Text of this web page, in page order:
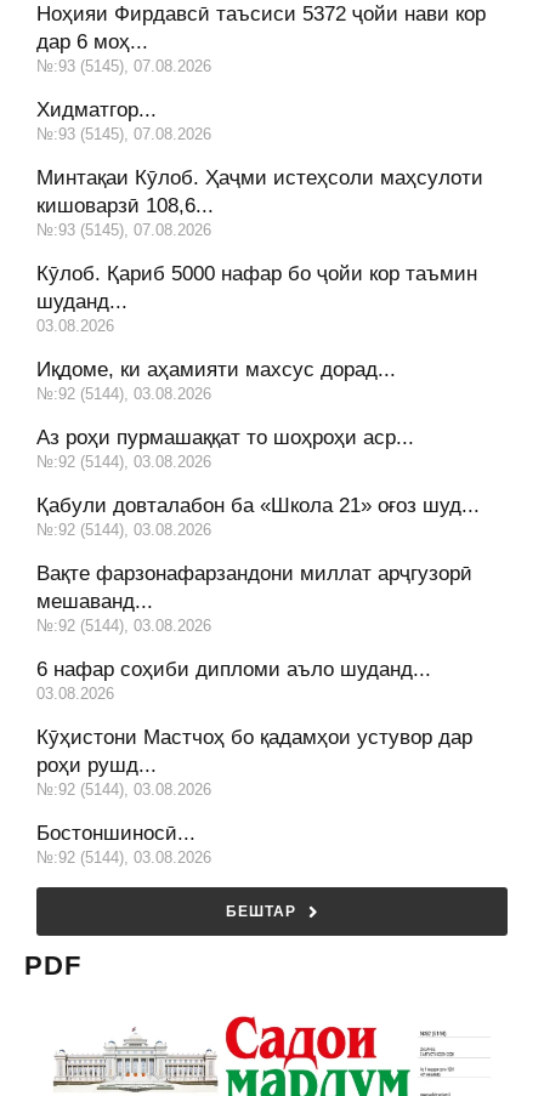
Ноҳияи Фирдавсӣ таъсиси 5372 ҷойи нави кор
дар 6 моҳ...
№:93 (5145), 07.08.2026
Хидматгор...
№:93 (5145), 07.08.2026
Минтақаи Кӯлоб. Ҳаҷми истеҳсоли маҳсулоти
кишоварзӣ 108,6...
№:93 (5145), 07.08.2026
Кӯлоб. Қариб 5000 нафар бо ҷойи кор таъмин
шуданд...
03.08.2026
Иқдоме, ки аҳамияти махсус дорад...
№:92 (5144), 03.08.2026
Аз роҳи пурмашаққат то шоҳроҳи аср...
№:92 (5144), 03.08.2026
Қабули довталабон ба «Школа 21» оғоз шуд...
№:92 (5144), 03.08.2026
Вақте фарзонафарзандони миллат арҷгузорӣ
мешаванд...
№:92 (5144), 03.08.2026
6 нафар соҳиби дипломи аъло шуданд...
03.08.2026
Кӯҳистони Мастчоҳ бо қадамҳои устувор дар
роҳи рушд...
№:92 (5144), 03.08.2026
Бостоншиносӣ...
№:92 (5144), 03.08.2026
БЕШТАР
PDF